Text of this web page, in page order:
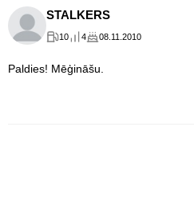
STALKERS
10 4 08.11.2010
Paldies! Mēģināšu.